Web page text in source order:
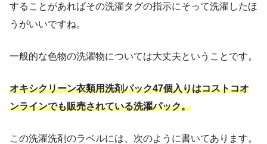
することがあればその洗濯タグの指示にそって洗濯したほ
うがいいですね。
一般的な色物の洗濯物については大丈夫ということです。
オキシクリーン衣類用洗剤パック47個入りはコストコオ
ンラインでも販売されている洗濯パック。
この洗濯洗剤のラベルには、次のように書いてあります。